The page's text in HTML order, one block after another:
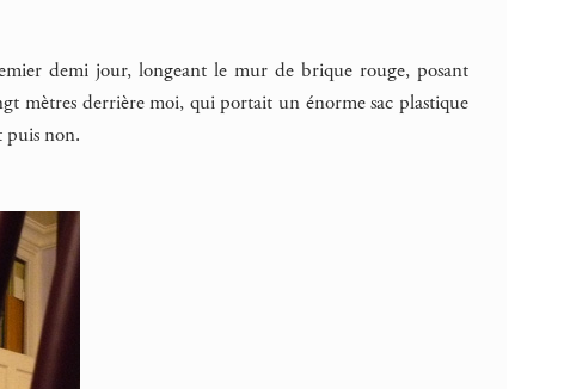
demi jour, longeant le mur de brique rouge, posant
mètres derrière moi, qui portait un énorme sac plastique
puis non.